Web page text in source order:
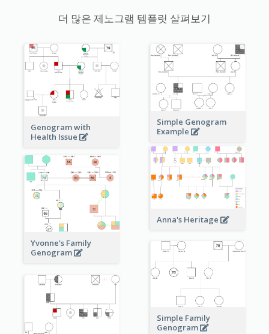
더 많은 제노그램 템플릿 살펴보기
Genogram with
Health Issue
Simple Genogram
Example
Anna's Heritage
Yvonne's Family
Genogram
Simple Family
Genogram